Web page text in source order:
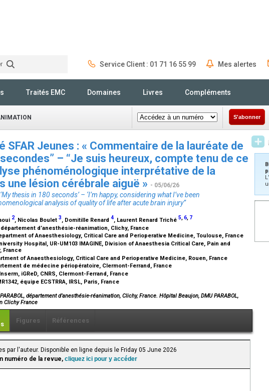
Service Client : 01 71 16 55 99 Mes alertes
Traités EMC Domaines Livres Compléments
S'abonner
SFAR Jeunes : « Commentaire de la lauréate de
– “Je suis heureux, compte tenu de ce
phénoménologique interprétative de la
une lésion cérébrale aiguë » - 05/06/26
thesis in 180 seconds’ – ‘I’m happy, considering what I’ve been
analysis of quality of life after acute brain injury”
2, Nicolas Boulet 3, Domitille Renard 4, Laurent Renard Triché 5 6 7
département d’anesthésie-réanimation, Clichy, France
of Anaesthesiology, Critical Care and Perioperative Medicine, Toulouse, France
Hospital, UR-UM103 IMAGINE, Division of Anaesthesia Critical Care, Pain and
France
of Anaesthesiology, Critical Care and Perioperative Medicine, Rouen, France
de médecine périopératoire, Clermont-Ferrand, France
iGReD, CNRS, Clermont-Ferrand, France
équipe ECSTRRA, IRSL, Paris, France
département d’anesthésie-réanimation, Clichy, France. Hôpital Beaujon, DMU PARABOL,
Clichy France
Figures Références
par l'auteur. Disponible en ligne depuis le Friday 05 June 2026
numéro de la revue, cliquez ici pour y accéder